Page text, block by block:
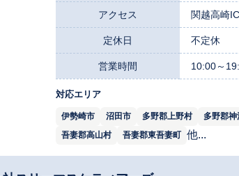
アクセス 関越高崎
定休日 不定休
営業時間 10:00～
対応エリア
伊勢崎市 沼田市 多野郡上野村 多野郡神
吾妻郡高山村
吾妻郡東吾妻町 他...